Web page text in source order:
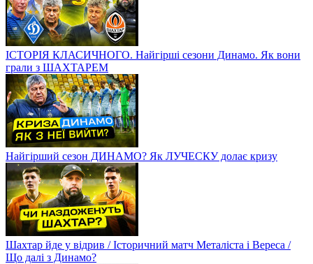
ІСТОРІЯ КЛАСИЧНОГО. Найгірші сезони Динамо. Як вони
грали з ШАХТАРЕМ
Найгірший сезон ДИНАМО? Як ЛУЧЕСКУ долає кризу
Шахтар йде у відрив / Історичний матч Металіста і Вереса /
Що далі з Динамо?